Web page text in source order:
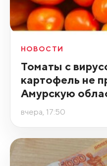
НОВОСТИ
Томаты с
картофель не
Амурскую
вчера, 17:50